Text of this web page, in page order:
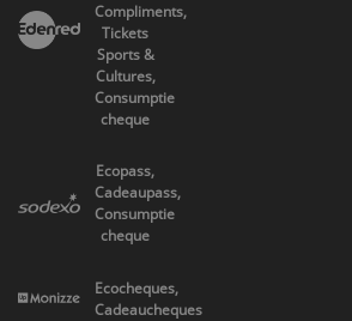
Compliments,
Tickets
Sports &
Cultures,
Consumptie
cheque
Ecopass,
Cadeaupass,
Consumptie
cheque
Ecocheques,
Cadeaucheques